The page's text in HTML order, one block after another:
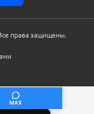
права защищены.
MAX